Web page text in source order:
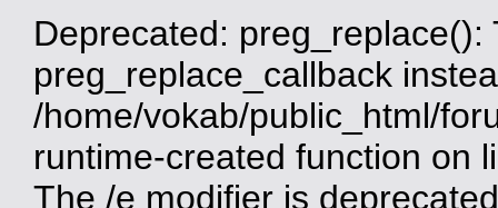
Deprecated:
preg_replace_callback
/home/vokab/public_html/
runtime-created function on
The /e modifier is